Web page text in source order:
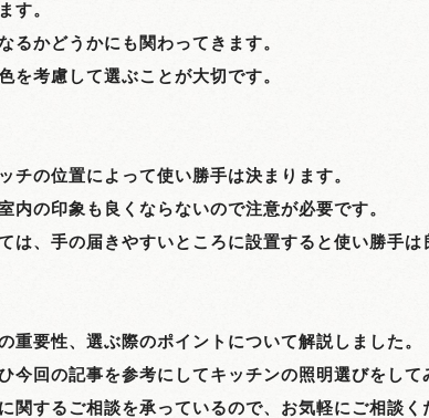
す。
るかどうかにも関わってきます。
を考慮して選ぶことが大切です。
チの位置によって使い勝手は決まります。
内の印象も良くならないので注意が必要です。
は、手の届きやすいところに設置すると使い勝手は
重要性、選ぶ際のポイントについて解説しました。
今回の記事を参考にしてキッチンの照明選びをして
関するご相談を承っているので、お気軽にご相談く